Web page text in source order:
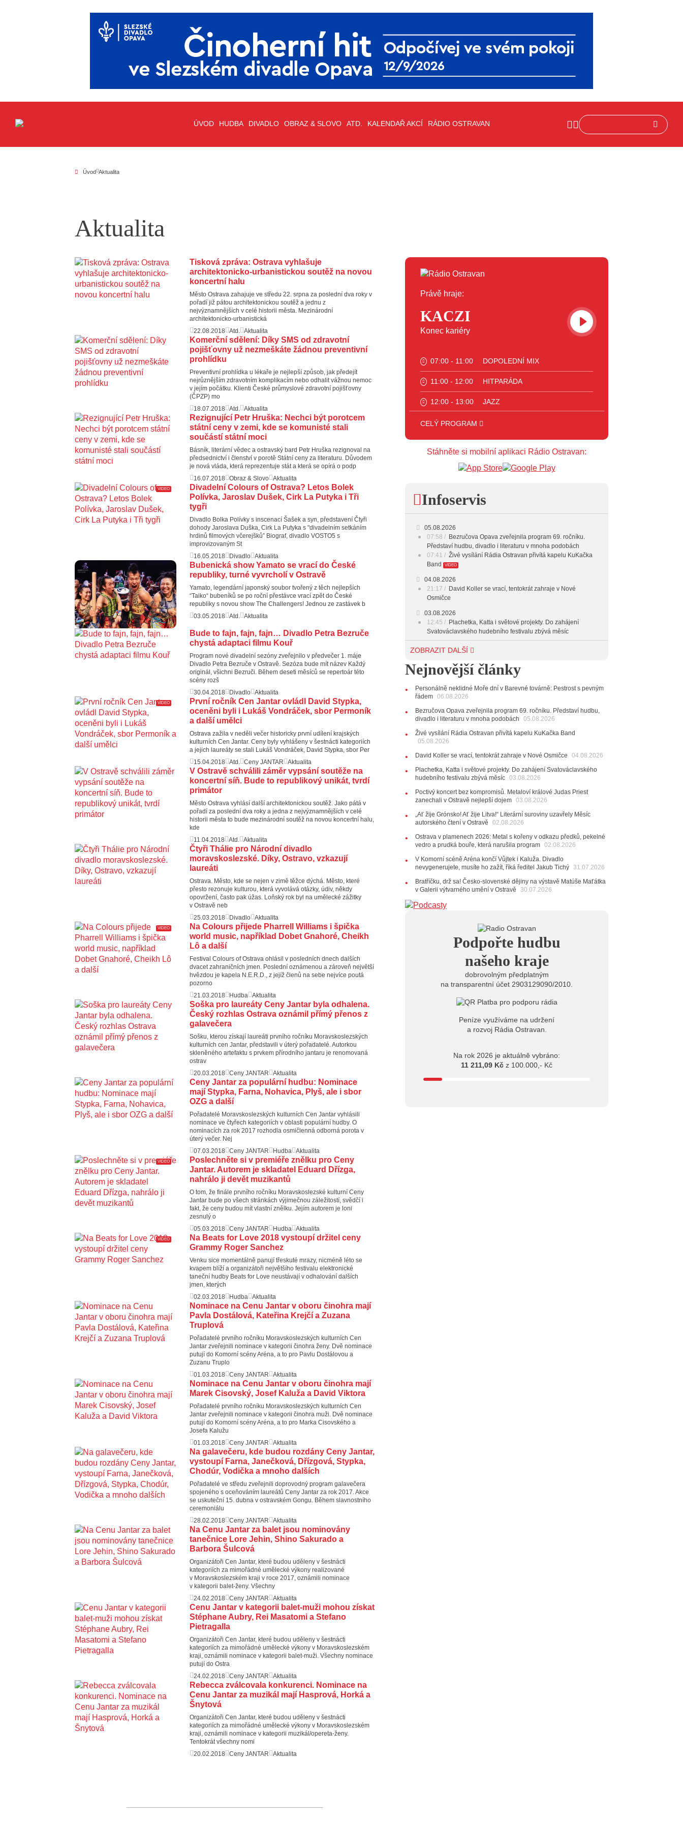
ÚVOD HUDBA DIVADLO OBRAZ & SLOVO ATD. KALENDAŘ AKCÍ RÁDIO OSTRAVAN
Úvod Aktualita
Aktualita
Tisková zpráva: Ostrava vyhlašuje
architektonicko-urbanistickou soutěž na novou
koncertní halu
Město Ostrava zahajuje ve středu 22. srpna za poslední dva roky v
pořadí již pátou architektonickou soutěž a jednu z
nejvýznamnějších v celé historii města. Mezinárodní
architektonicko-urbanistická
22.08.2018
Atd. Aktualita
Komerční sdělení: Díky SMS od zdravotní
pojišťovny už nezmeškáte žádnou preventivní
prohlídku
Preventivní prohlídka u lékaře je nejlepší způsob, jak předejít
nejrůznějším zdravotním komplikacím nebo odhalit vážnou nemoc
v jejím počátku. Klienti České průmyslové zdravotní pojišťovny
(ČPZP) mo
18.07.2018
Atd. Aktualita
Rezignující Petr Hruška: Nechci být porotcem
státní ceny v zemi, kde se komunisté stali
součástí státní moci
Básník, literární vědec a ostravský bard Petr Hruška rezignoval na
předsednictví i členství v porotě Státní ceny za literaturu. Důvodem
je nová vláda, která reprezentuje stát a která se opírá o podp
16.07.2018
Obraz & Slovo Aktualita
VIDEO
Divadelní Colours of Ostrava? Letos Bolek
Polívka, Jaroslav Dušek, Cirk La Putyka i Tři
tygři
Divadlo Bolka Polívky s inscenací Šašek a syn, představení Čtyři
dohody Jaroslava Duška, Cirk La Putyka s "divadelním setkáním
hrdinů filmových včerejšků” Biograf, divadlo VOSTO5 s
improvizovaným St
16.05.2018
Divadlo Aktualita
Bubenická show Yamato se vrací do České
republiky, turné vyvrcholí v Ostravě
Yamato, legendární japonský soubor tvořený z těch nejlepších
“Taiko“ bubeníků se po roční přestávce vrací zpět do České
republiky s novou show The Challengers! Jednou ze zastávek b
03.05.2018
Atd. Aktualita
Bude to fajn, fajn, fajn… Divadlo Petra Bezruče
chystá adaptaci filmu Kouř
Program nové divadelní sezóny zveřejnilo v předvečer 1. máje
Divadlo Petra Bezruče v Ostravě. Sezóza bude mít název Každý
originál, všichni Bezruči. Během deseti měsíců se repertoár této
scény rozš
30.04.2018
Divadlo Aktualita
VIDEO
První ročník Cen Jantar ovládl David Stypka,
oceněni byli i Lukáš Vondráček, sbor Permoník
a další umělci
Ostrava zažila v neděli večer historicky první udílení krajských
kulturních Cen Jantar. Ceny byly vyhlášeny v šestnácti kategoriích
a jejich laureáty se stali Lukáš Vondráček, David Stypka, sbor Per
15.04.2018
Atd. Ceny JANTAR Aktualita
V Ostravě schválili záměr vypsání soutěže na
koncertní síň. Bude to republikový unikát, tvrdí
primátor
Město Ostrava vyhlásí další architektonickou soutěž. Jako pátá v
pořadí za poslední dva roky a jedna z nejvýznamnějších v celé
historii města to bude mezinárodní soutěž na novou koncertní halu,
kde
11.04.2018
Atd. Aktualita
Čtyři Thálie pro Národní divadlo
moravskoslezské. Díky, Ostravo, vzkazují
laureáti
Ostrava. Město, kde se nejen v zimě těžce dýchá. Město, které
přesto rezonuje kulturou, která vyvolává otázky, údiv, někdy
opovržení, často pak úžas. Loňský rok byl na umělecké zážitky
v Ostravě neb
25.03.2018
Divadlo Aktualita
VIDEO
Na Colours přijede Pharrell Williams i špička
world music, například Dobet Gnahoré, Cheikh
Lô a další
Festival Colours of Ostrava ohlásil v posledních dnech dalších
dvacet zahraničních jmen. Poslední oznámenou a zároveň největší
hvězdou je kapela N.E.R.D., z jejíž členů na sebe nejvíce poutá
pozorno
21.03.2018
Hudba Aktualita
Soška pro laureáty Ceny Jantar byla odhalena.
Český rozhlas Ostrava oznámil přímý přenos z
galavečera
Sošku, kterou získají laureáti prvního ročníku Moravskoslezských
kulturních cen Jantar, představili v úterý pořadatelé. Autorkou
skleněného artefaktu s prvkem přírodního jantaru je renomovaná
ostrav
20.03.2018
Ceny JANTAR Aktualita
Ceny Jantar za populární hudbu: Nominace
mají Stypka, Farna, Nohavica, Plyš, ale i sbor
OZG a další
Pořadatelé Moravskoslezských kulturních Cen Jantar vyhlásili
nominace ve čtyřech kategoriích v oblasti populární hudby. O
nominacích za rok 2017 rozhodla osmičlenná odborná porota v
úterý večer. Nej
07.03.2018
Ceny JANTAR Hudba Aktualita
VIDEO
Poslechněte si v premiéře znělku pro Ceny
Jantar. Autorem je skladatel Eduard Dřízga,
nahrálo ji devět muzikantů
O tom, že finále prvního ročníku Moravskoslezské kulturní Ceny
Jantar bude po všech stránkách výjimečnou záležitostí, svědčí i
fakt, že ceny budou mít vlastní znělku. Jejím autorem je loni
zesnulý o
05.03.2018
Ceny JANTAR Hudba Aktualita
VIDEO
Na Beats for Love 2018 vystoupí držitel ceny
Grammy Roger Sanchez
Venku sice momentálně panují třeskuté mrazy, nicméně léto se
kvapem blíží a organizátoři největšího festivalu elektronické
taneční hudby Beats for Love neustávají v odhalování dalších
jmen, kterých
02.03.2018
Hudba Aktualita
Nominace na Cenu Jantar v oboru činohra mají
Pavla Dostálová, Kateřina Krejčí a Zuzana
Truplová
Pořadatelé prvního ročníku Moravskoslezských kulturních Cen
Jantar zveřejnili nominace v kategorii činohra ženy. Dvě nominace
putují do Komorní scény Aréna, a to pro Pavlu Dostálovou a
Zuzanu Truplo
01.03.2018
Ceny JANTAR Aktualita
Nominace na Cenu Jantar v oboru činohra mají
Marek Cisovský, Josef Kaluža a David Viktora
Pořadatelé prvního ročníku Moravskoslezských kulturních Cen
Jantar zveřejnili nominace v kategorii činohra muži. Dvě nominace
putují do Komorní scény Aréna, a to pro Marka Cisovského a
Josefa Kalužu
01.03.2018
Ceny JANTAR Aktualita
Na galavečeru, kde budou rozdány Ceny Jantar,
vystoupí Farna, Janečková, Dřízgová, Stypka,
Chodúr, Vodička a mnoho dalších
Pořadatelé ve středu zveřejnili doprovodný program galavečera
spojeného s oceňováním laureátů Ceny Jantar za rok 2017. Akce
se uskuteční 15. dubna v ostravském Gongu. Během slavnostního
ceremoniálu
28.02.2018
Ceny JANTAR Aktualita
Na Cenu Jantar za balet jsou nominovány
tanečnice Lore Jehin, Shino Sakurado a
Barbora Šulcová
Organizátoři Cen Jantar, které budou uděleny v šestnácti
kategoriích za mimořádné umělecké výkony realizované
v Moravskoslezském kraji v roce 2017, oznámili nominace
v kategorii balet-ženy. Všechny
24.02.2018
Ceny JANTAR Aktualita
Cenu Jantar v kategorii balet-muži mohou získat
Stéphane Aubry, Rei Masatomi a Stefano
Pietragalla
Organizátoři Cen Jantar, které budou uděleny v šestnácti
kategoriích za mimořádné umělecké výkony v Moravskoslezském
kraji, oznámili nominace v kategorii balet-muži. Všechny nominace
putují do Ostra
24.02.2018
Ceny JANTAR Aktualita
Rebecca zválcovala konkurenci. Nominace na
Cenu Jantar za muzikál mají Hasprová, Horká a
Šnytová
Organizátoři Cen Jantar, které budou uděleny v šestnácti
kategoriích za mimořádné umělecké výkony v Moravskoslezském
kraji, oznámili nominace v kategorii muzikál/opereta-ženy.
Tentokrát všechny nomi
20.02.2018
Ceny JANTAR Aktualita
Právě hraje:
KACZI
Konec kariéry
07:00 - 11:00 DOPOLEDNÍ MIX
11:00 - 12:00 HITPARÁDA
12:00 - 13:00 JAZZ
13:00 - 14:00
14:00 - 15:00 FOLK&COUNTRY
15:00 - 16:00 POP STARS
ŽIVĚ: ROZHOVOR S KAPELOU
KUKAČKA BAND
18:00 - 20:00 INDEPENDENT
20:00 - 23:00 VEČERNÍ MIX
CELÝ PROGRAM
Stáhněte si mobilní aplikaci Rádio Ostravan:
Infoservis
05.08.2026
07:58
Bezručova Opava zveřejnila program 69. ročníku.
Představí hudbu, divadlo i literaturu v mnoha podobách
07:41
Živé vysílání Rádia Ostravan přivítá kapelu KuKačka
Band
VIDEO
04.08.2026
21:17
David Koller se vrací, tentokrát zahraje v Nové
Osmičce
03.08.2026
12:45
Plachetka, Katta i světové projekty. Do zahájení
Svatováclavského hudebního festivalu zbývá měsíc
29.07.2026
listopadu v klubu Barrák
VIDEO
10:33
Úsměvné historky ze života ostravské kapely Verše:
AUDIO
28.07.2026
15:51
Koncert legendárních Judas Priest se blíží. Zbývá jen
27.07.2026
držitelka Ceny Thálie za celoživotní mistrovství
10:06
Ladná Čeladná nabídne Olympic, Langerovou i
Kirschner, návštěvníci nově zaplatí už jen pomocí čipů
24.07.2026
17:06
Zpěvačka Tanja vydala nové EP Plamen
22.07.2026
10:02
Kapela Midnight v Rádiu Ostravan: Od minulého roku
jsme upgradovali naši show
AUDIO
20:09
Na Novou Osmičku míří Bára Zmeková Trio. Výrazná
osobnost české alternativní scény zahraje ve Frýdku-Místku
14:01
Hostem živého vysílání Rádia Ostravan bude herec
Dušan Urban
20.07.2026
18.07.2026
Pimprléto promění areál Divadla loutek Ostrava v
letní centrum umění, tvoření a sousedských setkání
ZOBRAZIT DALŠÍ
Nejnovější články
Personálně neklidné Moře dní v Barevné továrně: Pestrost s pevným
řádem 06.08.2026
Bezručova Opava zveřejnila program 69. ročníku. Představí hudbu,
divadlo i literaturu v mnoha podobách
05.08.2026
Živé vysílání Rádia Ostravan přivítá kapelu KuKačka Band
05.08.2026
David Koller se vrací, tentokrát zahraje v Nové Osmičce
04.08.2026
Plachetka, Katta i světové projekty. Do zahájení Svatováclavského
hudebního festivalu zbývá měsíc 03.08.2026
Poctivý koncert bez kompromisů. Metaloví králové Judas Priest
zanechali v Ostravě nejlepší dojem 03.08.2026
„Ať žije Grónsko! Ať žije Litva!“ Literární suroviny uzavřely Měsíc
autorského čtení v Ostravě
02.08.2026
Ostrava v plamenech 2026: Metal s kořeny v odkazu předků, pekelné
vedro a prudká bouře, která narušila program 02.08.2026
V Komorní scéně Aréna končí Vůjtek i Kaluža. Divadlo
nevygenerujete, musíte ho zažít, říká ředitel Jakub Tichý 31.07.2026
Bratříčku, drž sa! Česko-slovenské dějiny na výstavě Matúše Maťátka
v Galerii výtvarného umění v Ostravě
30.07.2026
Podpořte hudbu
našeho kraje
dobrovolným předplatným
na transparentní účet 2903129090/2010.
Peníze využíváme na udržení
a rozvoj Rádia Ostravan.
Na rok 2026 je aktuálně vybráno:
11 211,09 Kč z 100.000,- Kč